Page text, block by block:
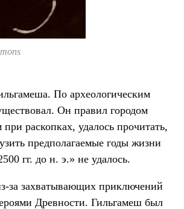
По археологическим
Он правил городом
раскопках, удалось прочитать,
предполагаемые годы жизни
гг. до н. э.» не удалось.
за захватывающих приключений
Древности. Гильгамеш был